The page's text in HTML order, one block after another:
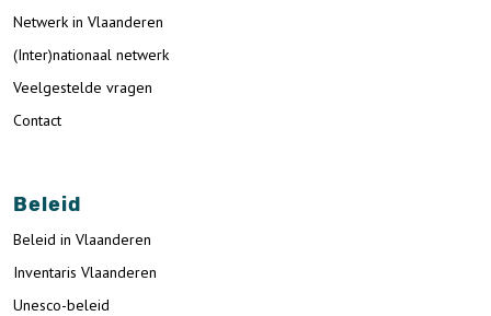
Netwerk in Vlaanderen
(Inter)nationaal netwerk
Veelgestelde vragen
Contact
Beleid
Beleid in Vlaanderen
Inventaris Vlaanderen
Unesco-beleid